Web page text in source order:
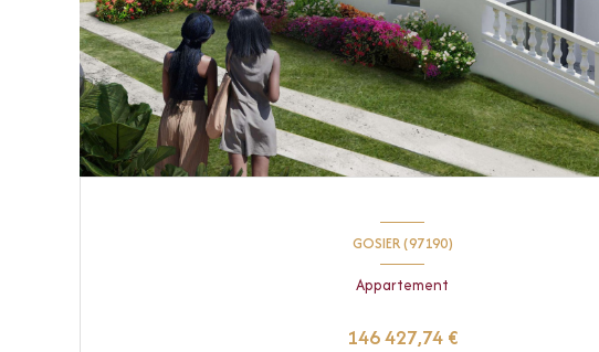
GOSIER (97190)
Appartement
146 427,74 €